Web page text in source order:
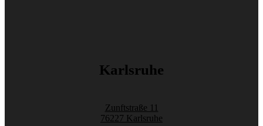
Karlsruhe
Zunftstraße 11
76227 Karlsruhe